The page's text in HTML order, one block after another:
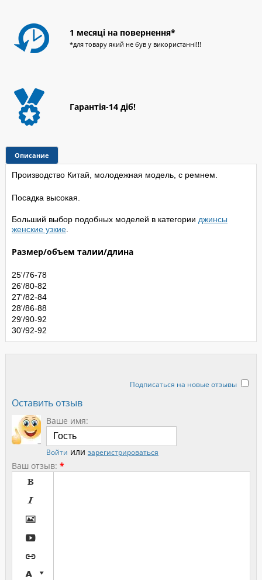
1 месяці на повернення*
*для товару який не був у використанні!!!
Гарантія-14 діб!
Описание
Производство Китай, молодежная модель, с ремнем.
Посадка высокая.
Больший выбор подобных моделей в категории джинсы
женские узкие.
Размер/объем талии/длина
25'/76-78
26'/80-82
27'/82-84
28'/86-88
29'/90-92
30'/92-92
Подписаться на новые отзывы
Оставить отзыв
Ваше имя:
Войти или зарегистрироваться
Ваш отзыв: *






